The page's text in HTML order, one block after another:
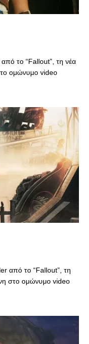
το “Fallout”, τη νέα
ομώνυμο video
από το “Fallout”, τη
στο ομώνυμο video